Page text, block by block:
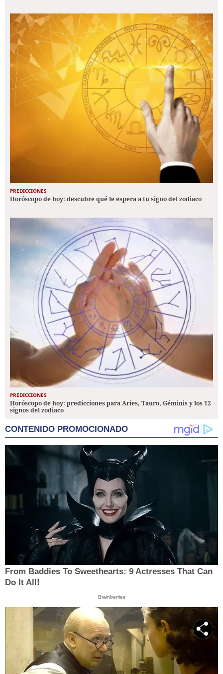
PREDICCIONES
Horóscopo de hoy: descubre qué le espera a tu signo del zodiaco
PREDICCIONES
Horóscopo de hoy: predicciones para Aries, Tauro, Géminis y los 12
signos del zodiaco
CONTENIDO PROMOCIONADO
From Baddies To Sweethearts: 9 Actresses That Can
Do It All!
Brainberries